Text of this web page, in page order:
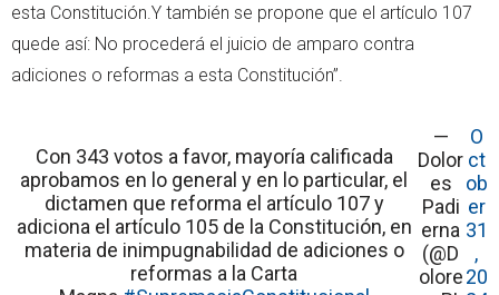
esta Constitución.Y también se propone que el artículo 107
quede así: No procederá el juicio de amparo contra
adiciones o reformas a esta Constitución”.
Con 343 votos a favor, mayoría calificada
aprobamos en lo general y en lo particular, el
dictamen que reforma el artículo 107 y
adiciona el artículo 105 de la Constitución, en
materia de inimpugnabilidad de adiciones o
reformas a la Carta
—
Dolor
es
Padi
erna
(@D
olore
O
ct
ob
er
31
,
20